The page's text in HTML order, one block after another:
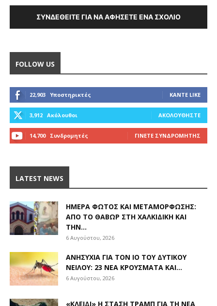
ΣΥΝΔΕΘΕΊΤΕ ΓΙΑ ΝΑ ΑΦΉΣΕΤΕ ΈΝΑ ΣΧΌΛΙΟ
FOLLOW US
22,903 Υποστηρικτές ΚΆΝΤΕ LIKE
3,912 Ακόλουθοι ΑΚΟΛΟΥΘΉΣΤΕ
14,700 Συνδρομητές ΓΊΝΕΤΕ ΣΥΝΔΡΟΜΗΤΉΣ
LATEST NEWS
ΗΜΈΡΑ ΦΩΤΌΣ ΚΑΙ ΜΕΤΑΜΌΡΦΩΣΗΣ:
ΑΠΌ ΤΟ ΘΑΒΏΡ ΣΤΗ ΧΑΛΚΙΔΙΚΉ ΚΑΙ
ΤΗΝ...
6 Αυγούστου, 2026
ΑΝΗΣΥΧΊΑ ΓΙΑ ΤΟΝ ΙΌ ΤΟΥ ΔΥΤΙΚΟΎ
ΝΕΊΛΟΥ: 23 ΝΈΑ ΚΡΟΎΣΜΑΤΑ ΚΑΙ...
6 Αυγούστου, 2026
«ΚΛΕΙΔΊ» Η ΣΤΆΣΗ ΤΡΑΜΠ ΓΙΑ ΤΗ ΝΈΑ